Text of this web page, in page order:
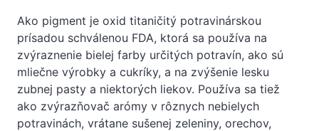
Ako pigment je oxid titaničitý potravinárskou
prísadou schválenou FDA, ktorá sa používa na
zvýraznenie bielej farby určitých potravín, ako sú
mliečne výrobky a cukríky, a na zvýšenie lesku
zubnej pasty a niektorých liekov. Používa sa tiež
ako zvýrazňovač arómy v rôznych nebielych
potravinách, vrátane sušenej zeleniny, orechov,